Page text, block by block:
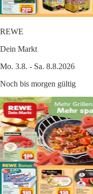
REWE
Dein Markt
Mo. 3.8. - Sa. 8.8.2026
Noch bis morgen gültig